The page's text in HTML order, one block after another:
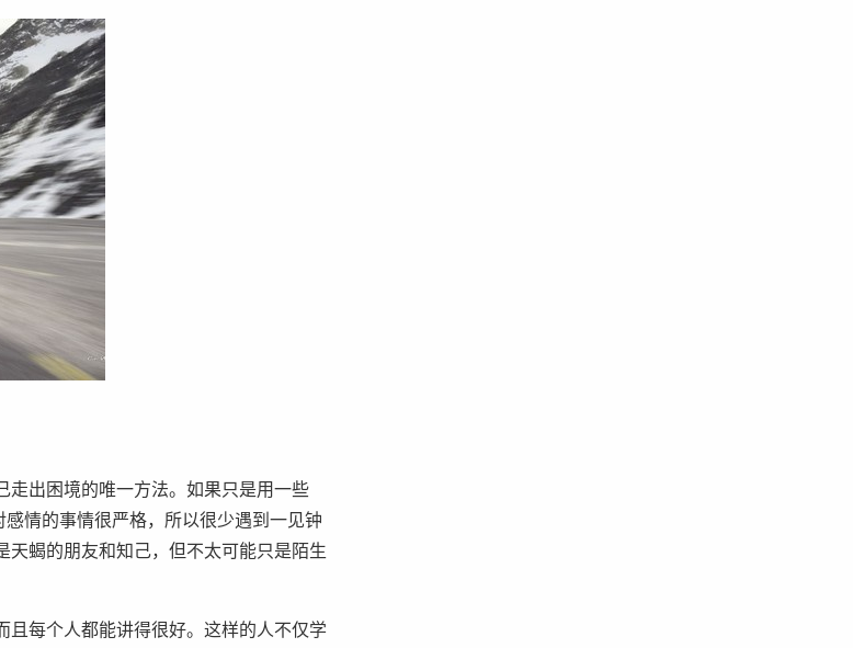
走出困境的唯一方法。如果只是用一些
情的事情很严格，所以很少遇到一见钟
蝎的朋友和知己，但不太可能只是陌生
每个人都能讲得很好。这样的人不仅学